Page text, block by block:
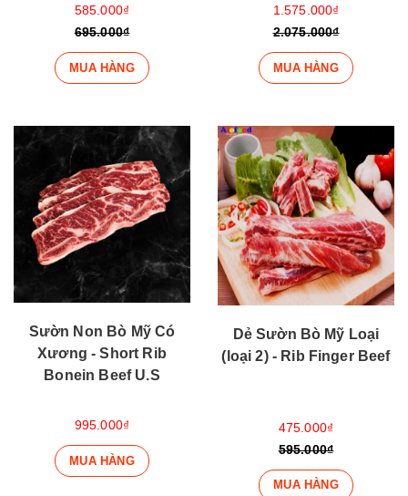
585.000₫
695.000₫
MUA HÀNG
1.575.000₫
2.075.000₫
MUA HÀNG
Sườn Non Bò Mỹ Có
Xương - Short Rib
Bonein Beef U.S
995.000₫
MUA HÀNG
Dẻ Sườn Bò Mỹ Loại
(loại 2) - Rib Finger Beef
475.000₫
595.000₫
MUA HÀNG